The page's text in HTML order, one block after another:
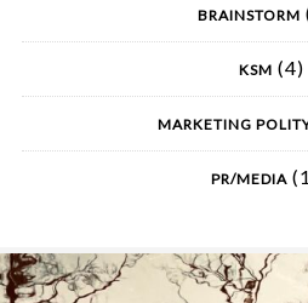
BRAINSTORM
KSM (4)
MARKETING
PR/MEDIA